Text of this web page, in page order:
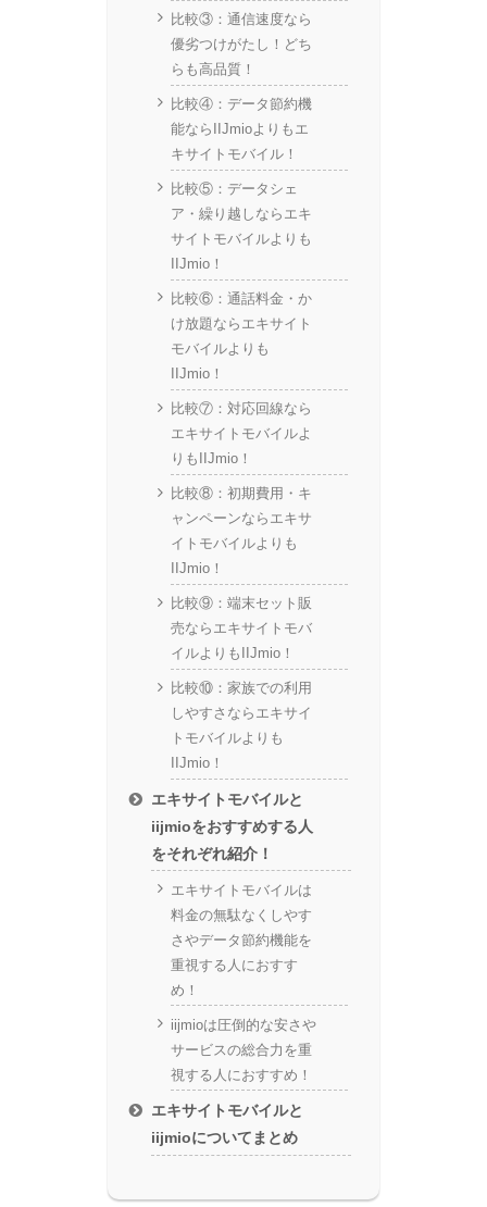
比較③：通信速度なら
優劣つけがたし！どち
らも高品質！
比較④：データ節約機
能ならIIJmioよりもエ
キサイトモバイル！
比較⑤：データシェ
ア・繰り越しならエキ
サイトモバイルよりも
IIJmio！
比較⑥：通話料金・か
け放題ならエキサイト
モバイルよりも
IIJmio！
比較⑦：対応回線なら
エキサイトモバイルよ
りもIIJmio！
比較⑧：初期費用・キ
ャンペーンならエキサ
イトモバイルよりも
IIJmio！
比較⑨：端末セット販
売ならエキサイトモバ
イルよりもIIJmio！
比較⑩：家族での利用
しやすさならエキサイ
トモバイルよりも
IIJmio！
エキサイトモバイルと
iijmioをおすすめする人
をそれぞれ紹介！
エキサイトモバイルは
料金の無駄なくしやす
さやデータ節約機能を
重視する人におすす
め！
iijmioは圧倒的な安さや
サービスの総合力を重
視する人におすすめ！
エキサイトモバイルと
iijmioについてまとめ